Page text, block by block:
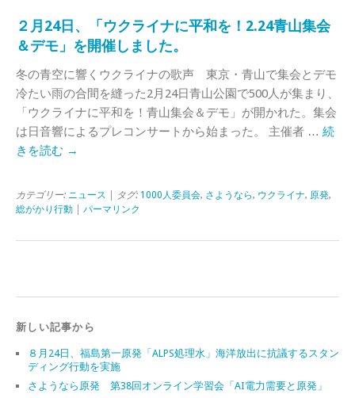
２月24日、「ウクライナに平和を！2.24青山集会
＆デモ」を開催しました。
冬の青空に響くウクライナの歌声 東京・青山で集会とデモ
冷たい雨の合間を縫った2月24日青山公園で500人が集まり、
「ウクライナに平和を！青山集会＆デモ」が開かれた。集会
は日音響によるプレコンサートから始まった。 主催者 … 続
きを読む →
カテゴリー: ニュース | タグ: 1000人委員会, さようなら, ウクライナ, 原発,
総がかり行動
パーマリンク
新しい記事から
８月24日、福島第一原発「ALPS処理水」海洋放出に抗議するスタン
ディング行動を実施
さようなら原発 第38回オンライン学習会「AI電力需要と原発」